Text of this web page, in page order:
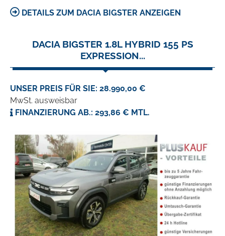
DETAILS ZUM DACIA BIGSTER ANZEIGEN
DACIA BIGSTER 1.8L HYBRID 155 PS
EXPRESSION...
UNSER PREIS FÜR SIE: 28.990,00 €
MwSt. ausweisbar
FINANZIERUNG AB.: 293,86 € MTL.